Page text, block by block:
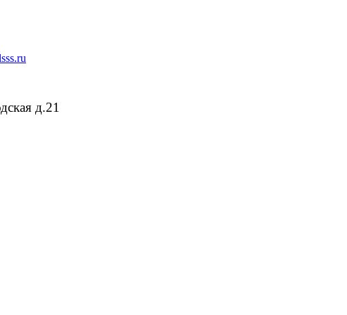
д.21